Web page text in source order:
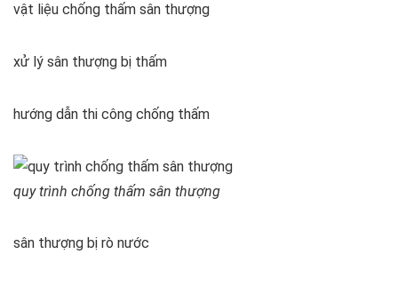
vật liệu chống thấm sân thượng
xử lý sân thượng bị thấm
hướng dẫn thi công chống thấm
quy trình chống thấm sân thượng
sân thượng bị rò nước